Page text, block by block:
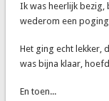
Ik was heerlijk bezig,
wederom een
Het ging echt lekker,
was bijna klaar,
En toen...